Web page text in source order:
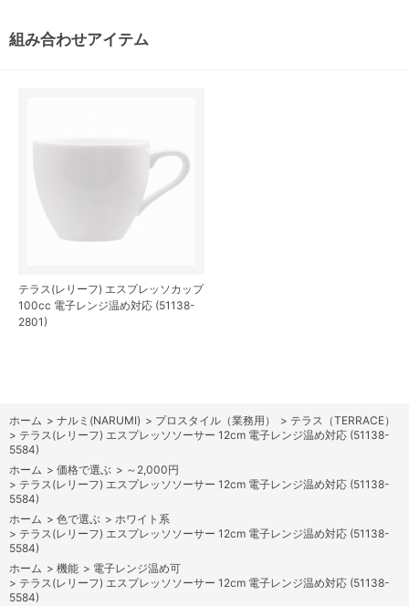
組み合わせアイテム
テラス(レリーフ) エスプレッソカップ
100cc 電子レンジ温め対応 (51138-
2801)
ホーム > ナルミ(NARUMI) > プロスタイル（業務用） > テラス（TERRACE）
> テラス(レリーフ) エスプレッソソーサー 12cm 電子レンジ温め対応 (51138-
5584)
ホーム > 価格で選ぶ > ～2,000円
> テラス(レリーフ) エスプレッソソーサー 12cm 電子レンジ温め対応 (51138-
5584)
ホーム > 色で選ぶ > ホワイト系
> テラス(レリーフ) エスプレッソソーサー 12cm 電子レンジ温め対応 (51138-
5584)
ホーム > 機能 > 電子レンジ温め可
> テラス(レリーフ) エスプレッソソーサー 12cm 電子レンジ温め対応 (51138-
5584)